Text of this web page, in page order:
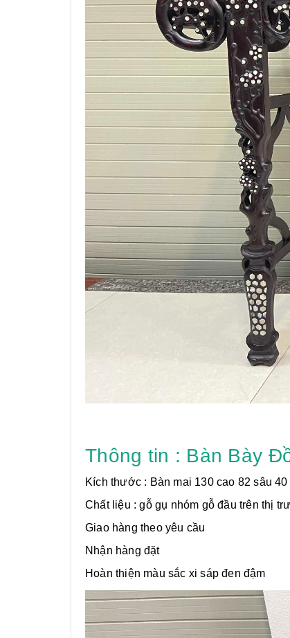
Thông tin : Bàn Bày
Kích thước : Bàn mai 130 cao 82 sâu 40
Chất liệu : gỗ gụ nhóm gỗ đầu trên thị
Giao hàng theo yêu cầu
Nhận hàng đặt
Hoàn thiện màu sắc xi sáp đen đậm